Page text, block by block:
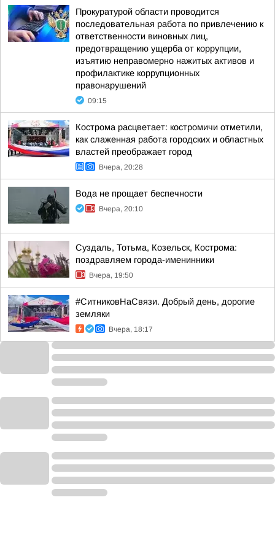
Прокуратурой области проводится
последовательная работа по привлечению к
ответственности виновных лиц,
предотвращению ущерба от коррупции,
изъятию неправомерно нажитых активов и
профилактике коррупционных
правонарушений
09:15
Кострома расцветает: костромичи отметили,
как слаженная работа городских и областных
властей преображает город
Вчера, 20:28
Вода не прощает беспечности
Вчера, 20:10
Суздаль, Тотьма, Козельск, Кострома:
поздравляем города-именинники
Вчера, 19:50
#СитниковНаСвязи. Добрый день, дорогие
земляки
Вчера, 18:17